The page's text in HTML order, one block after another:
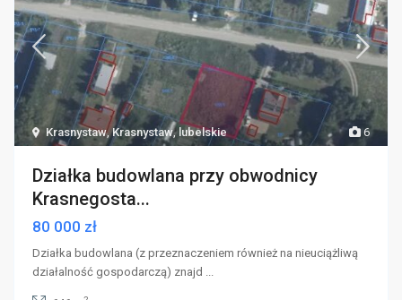
6
Krasnystaw,Krasnystaw, lubelskie
Działka budowlana przy obwodnicy
Krasnegosta...
80 000 zł
Działka budowlana (z przeznaczeniem również na nieuciążliwą
działalność gospodarczą) znajd ...